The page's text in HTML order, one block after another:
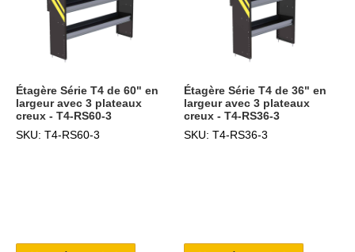
Étagère Série T4 de 60" en
largeur avec 3 plateaux
creux - T4-RS60-3
SKU: T4-RS60-3
Étagère Série T4 de 36" en
largeur avec 3 plateaux
creux - T4-RS36-3
SKU: T4-RS36-3